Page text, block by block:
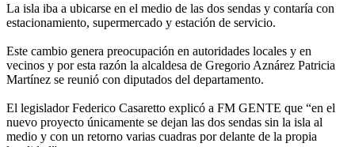
La isla iba a ubicarse en el medio de las dos sendas y contaría con
estacionamiento, supermercado y estación de servicio.
Este cambio genera preocupación en autoridades locales y en
vecinos y por esta razón la alcaldesa de Gregorio Aznárez Patricia
Martínez se reunió con diputados del departamento.
El legislador Federico Casaretto explicó a FM GENTE que “en el
nuevo proyecto únicamente se dejan las dos sendas sin la isla al
medio y con un retorno varias cuadras por delante de la propia